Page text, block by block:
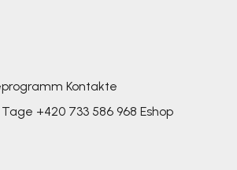
Kontakte
+420 733 586 968 Eshop